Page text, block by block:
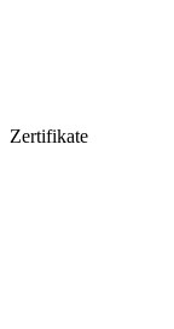
Zertifikate